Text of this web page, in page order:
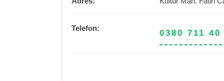
Telefon:
0380 711 40